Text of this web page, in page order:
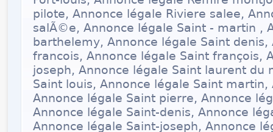
pilote, Annonce légale Riviere salee,
salÃ©e, Annonce légale Saint - martin ,
barthelemy, Annonce légale Saint denis,
francois, Annonce légale Saint françois,
joseph, Annonce légale Saint laurent du
Saint louis, Annonce légale Saint
Annonce légale Saint pierre, Annonce
Annonce légale Saint-denis, Annonce
Annonce légale Saint-joseph, Annonce